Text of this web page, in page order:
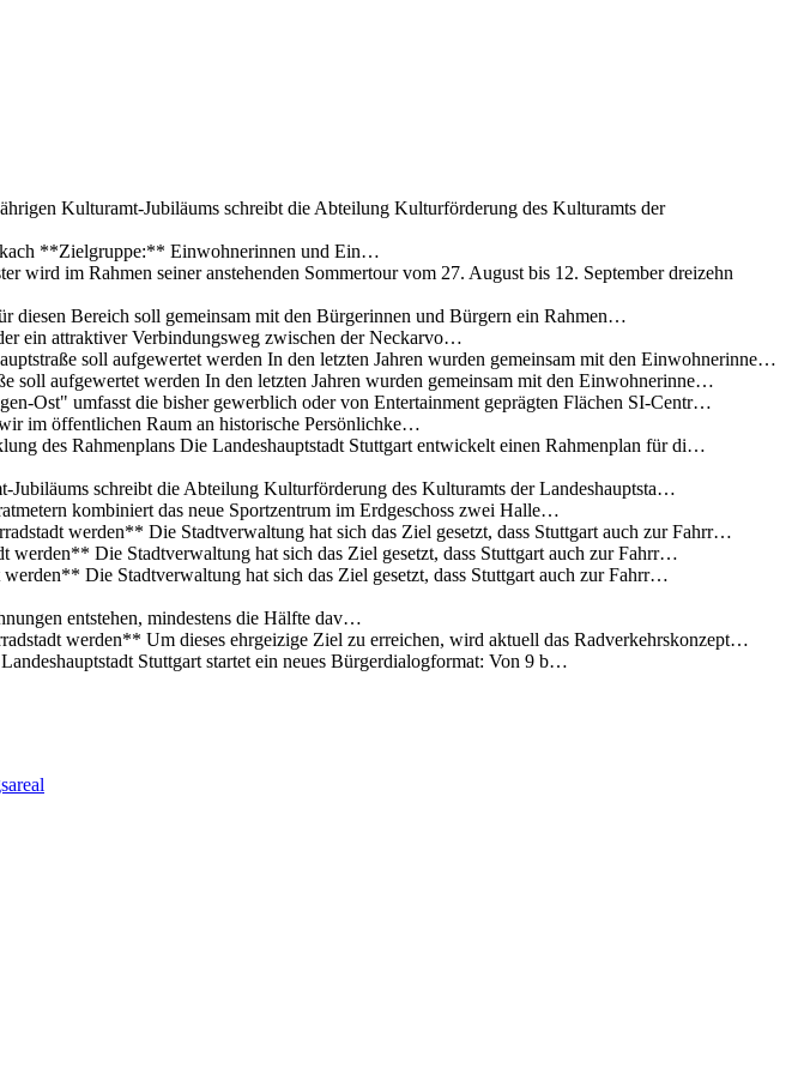
Kulturamt-Jubiläums schreibt die Abteilung Kulturförderung des Kulturamts der
**Zielgruppe:** Einwohnerinnen und Ein…
wird im Rahmen seiner anstehenden Sommertour vom 27. August bis 12. September dreizehn
diesen Bereich soll gemeinsam mit den Bürgerinnen und Bürgern ein Rahmen…
ein attraktiver Verbindungsweg zwischen der Neckarvo…
soll aufgewertet werden In den letzten Jahren wurden gemeinsam mit den Einwohnerinne…
soll aufgewertet werden In den letzten Jahren wurden gemeinsam mit den Einwohnerinne…
Ost" umfasst die bisher gewerblich oder von Entertainment geprägten Flächen SI-Centr…
im öffentlichen Raum an historische Persönlichke…
des Rahmenplans Die Landeshauptstadt Stuttgart entwickelt einen Rahmenplan für di…
Jubiläums schreibt die Abteilung Kulturförderung des Kulturamts der Landeshauptsta…
kombiniert das neue Sportzentrum im Erdgeschoss zwei Halle…
werden** Die Stadtverwaltung hat sich das Ziel gesetzt, dass Stuttgart auch zur Fahrr…
werden** Die Stadtverwaltung hat sich das Ziel gesetzt, dass Stuttgart auch zur Fahrr…
Die Stadtverwaltung hat sich das Ziel gesetzt, dass Stuttgart auch zur Fahrr…
entstehen, mindestens die Hälfte dav…
werden** Um dieses ehrgeizige Ziel zu erreichen, wird aktuell das Radverkehrskonzept…
Stuttgart startet ein neues Bürgerdialogformat: Von 9 b…